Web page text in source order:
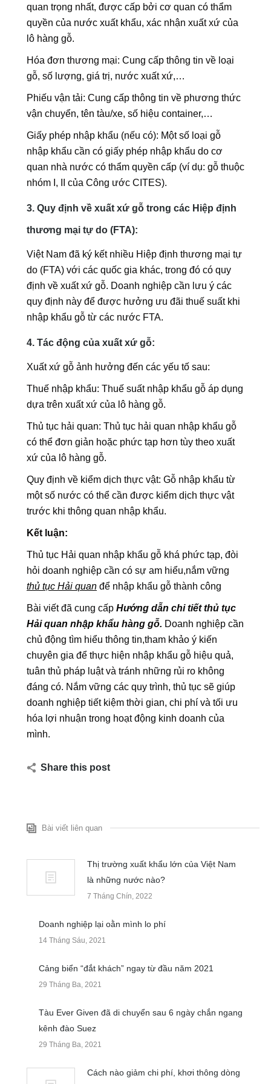
quan trọng nhất, được cấp bởi cơ quan có thẩm
quyền của nước xuất khẩu, xác nhận xuất xứ của
lô hàng gỗ.
Hóa đơn thương mại: Cung cấp thông tin về loại
gỗ, số lượng, giá trị, nước xuất xứ,…
Phiếu vận tải: Cung cấp thông tin về phương thức
vận chuyển, tên tàu/xe, số hiệu container,…
Giấy phép nhập khẩu (nếu có): Một số loại gỗ
nhập khẩu cần có giấy phép nhập khẩu do cơ
quan nhà nước có thẩm quyền cấp (ví dụ: gỗ thuộc
nhóm I, II của Công ước CITES).
3. Quy định về xuất xứ gỗ trong các Hiệp định
thương mại tự do (FTA):
Việt Nam đã ký kết nhiều Hiệp định thương mại tự
do (FTA) với các quốc gia khác, trong đó có quy
định về xuất xứ gỗ. Doanh nghiệp cần lưu ý các
quy định này để được hưởng ưu đãi thuế suất khi
nhập khẩu gỗ từ các nước FTA.
4. Tác động của xuất xứ gỗ:
Xuất xứ gỗ ảnh hưởng đến các yếu tố sau:
Thuế nhập khẩu: Thuế suất nhập khẩu gỗ áp dụng
dựa trên xuất xứ của lô hàng gỗ.
Thủ tục hải quan: Thủ tục hải quan nhập khẩu gỗ
có thể đơn giản hoặc phức tạp hơn tùy theo xuất
xứ của lô hàng gỗ.
Quy định về kiểm dịch thực vật: Gỗ nhập khẩu từ
một số nước có thể cần được kiểm dịch thực vật
trước khi thông quan nhập khẩu.
Kết luận:
Thủ tục Hải quan nhập khẩu gỗ khá phức tạp, đòi
hỏi doanh nghiệp cần có sự am hiểu,nắm vững
thủ tục Hải quan để nhập khẩu gỗ thành công
Bài viết đã cung cấp Hướng dẫn chi tiết thủ tục
Hải quan nhập khẩu hàng gỗ. Doanh nghiệp cần
chủ động tìm hiểu thông tin,tham khảo ý kiến
chuyên gia để thực hiện nhập khẩu gỗ hiệu quả,
tuân thủ pháp luật và tránh những rủi ro không
đáng có. Nắm vững các quy trình, thủ tục sẽ giúp
doanh nghiệp tiết kiệm thời gian, chi phí và tối ưu
hóa lợi nhuận trong hoạt động kinh doanh của
mình.
Share this post
Bài viết liên quan
Thị trường xuất khẩu lớn của Việt Nam
là những nước nào?
7 Tháng Chín, 2022
Doanh nghiệp lại oằn mình lo phí
14 Tháng Sáu, 2021
Cảng biển “đắt khách” ngay từ đầu năm 2021
29 Tháng Ba, 2021
Tàu Ever Given đã di chuyển sau 6 ngày chắn ngang
kênh đào Suez
29 Tháng Ba, 2021
Cách nào giảm chi phí, khơi thông dòng